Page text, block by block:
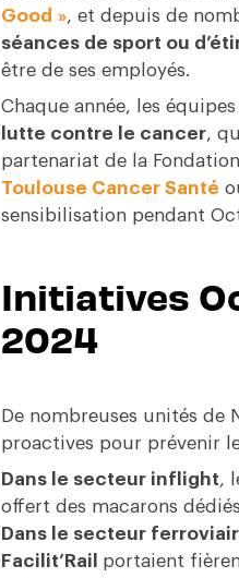
Good », et depuis de
séances de sport ou
être de ses employés.
Chaque année, les
lutte contre le cancer,
partenariat de la
Toulouse Cancer Santé
sensibilisation pendant
Initiatives
2024
De nombreuses unités de
proactives pour prévenir
Dans le secteur inflight,
offert des macarons
Dans le secteur
Facilit’Rail portaient